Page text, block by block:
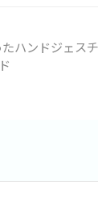
ハンドジェスチ